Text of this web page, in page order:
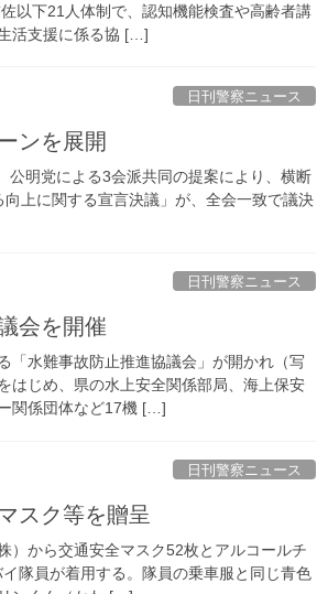
以下21人体制で、認知機能検査や高齢者講
活支援に係る協 […]
日刊警察ニュース
ンを展開
明党による3会派共同の提案により、横断
上に関する宣言決議」が、全会一致で議決
日刊警察ニュース
会を開催
「水難事故防止推進協議会」が開かれ（写
はじめ、県の水上安全関係部局、海上保安
関係団体など17機 […]
日刊警察ニュース
スク等を贈呈
）から交通安全マスク52枚とアルコールチ
隊員が着用する。隊員の乗車服と同じ青色